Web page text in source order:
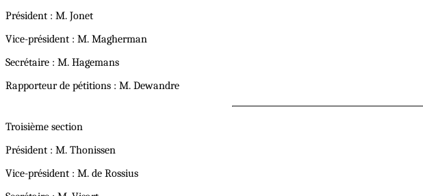
Président : M. Jonet
Vice-président : M. Magherman
Secrétaire : M. Hagemans
Rapporteur de pétitions : M. Dewandre
Troisième section
Président : M. Thonissen
Vice-président : M. de Rossius